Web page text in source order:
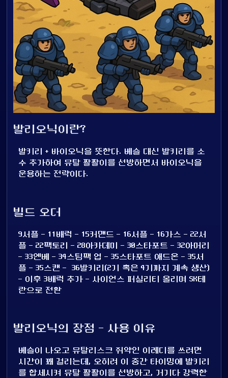
발리오닉이란?
발키리 + 바이오닉을 뜻한다. 베슬 대신 발키리를 소
수 추가하여 뮤탈 짤짤이를 선방하면서 바이오닉을
운용하는 전략이다.
빌드 오더
9서플 - 11배럭 - 15커맨드 - 16서플 - 16가스 - 22서
플 - 22팩토리 - 28아카데미 - 30스타포트 - 32아머리
- 33엔베 - 34스팀팩 업 - 35스타포트 애드온 - 35서
플 - 35스캔 - 36발키리(2기 혹은 4기까지 계속 생산)
- 이후 3배럭 추가 - 사이언스 퍼실리티 올리며 SK테
란으로 전환
발리오닉의 장점 - 사용 이유
베슬이 나오고 뮤탈리스크 쥐약인 이레디를 쓰려면
시간이 꽤 걸리는데, 오히려 이 중간 타이밍에 발키리
를 합세시켜 뮤탈 짤짤이를 선방하고, 거기다 강력한